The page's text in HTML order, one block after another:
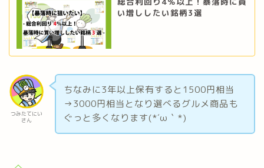
い増ししたい銘柄3選
つみたてにい
さん
ちなみに3年以上保有すると1500円相当
→3000円相当となり選べるグルメ商品も
ぐっと多くなります(*´ω｀*)